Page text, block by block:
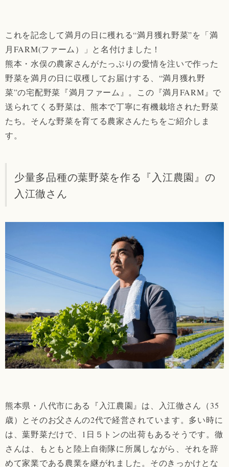
これを記念して満月の日に穫れる“満月獲れ野菜”を「満
月FARM(ファーム）」と名付けました！
熊本・水俣の農家さんがたっぷりの愛情を注いで作った
野菜を満月の日に収穫してお届けする、“満月獲れ野
菜”の宅配野菜『満月ファーム』。この『満月FARM』で
送られてくる野菜は、熊本で丁寧に有機栽培された野菜
たち。そんな野菜を育てる農家さんたちをご紹介しま
す。
少量多品種の葉野菜を作る『入江農園』の
入江徹さん
熊本県・八代市にある『入江農園』は、入江徹さん（35
歳）とそのお父さんの2代で経営されています。多い時に
は、葉野菜だけで、1日５トンの出荷もあるそうです。徹
さんは、もともと陸上自衛隊に所属しながら、それを辞
めて家業である農業を継がれました。そのきっかけとな